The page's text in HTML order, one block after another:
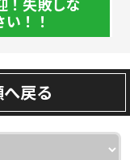
！失敗しな
！！
戻る